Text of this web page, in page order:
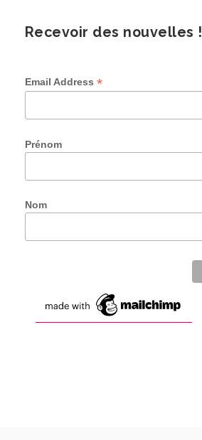
Recevoir des nouvelles !
Email Address *
Prénom
Nom